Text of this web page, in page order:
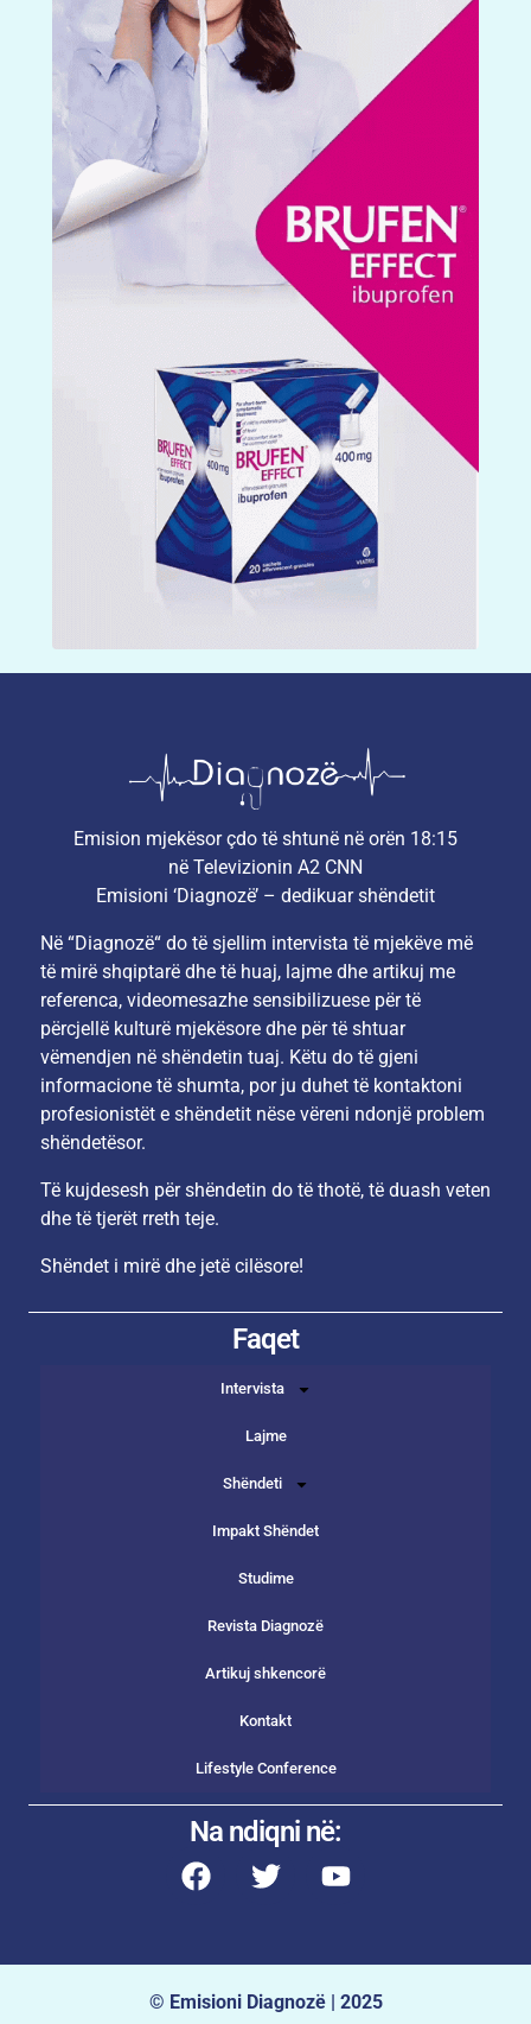
Emision mjekësor çdo të shtunë në orën 18:15
në Televizionin A2 CNN
Emisioni ‘Diagnozë’ – dedikuar shëndetit
Në “Diagnozë“ do të sjellim intervista të mjekëve më
të mirë shqiptarë dhe të huaj, lajme dhe artikuj me
referenca, videomesazhe sensibilizuese për të
përcjellë kulturë mjekësore dhe për të shtuar
vëmendjen në shëndetin tuaj. Këtu do të gjeni
informacione të shumta, por ju duhet të kontaktoni
profesionistët e shëndetit nëse vëreni ndonjë problem
shëndetësor.
Të kujdesesh për shëndetin do të thotë, të duash veten
dhe të tjerët rreth teje.
Shëndet i mirë dhe jetë cilësore!
Faqet
Intervista
Lajme
Shëndeti
Impakt Shëndet
Studime
Revista Diagnozë
Artikuj shkencorë
Kontakt
Lifestyle Conference
Na ndiqni në:
© Emisioni Diagnozë | 2025